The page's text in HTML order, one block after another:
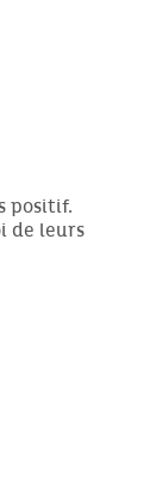
positif.
de leurs